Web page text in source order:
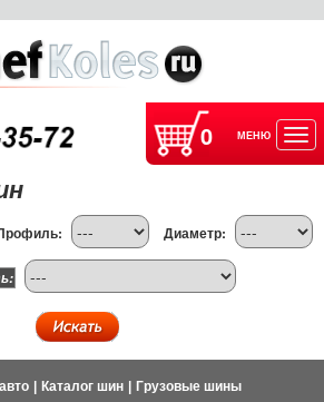
0 МЕНЮ
Диаметр:
Каталог шин Грузовые шины